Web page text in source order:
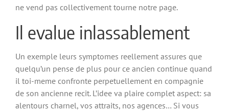
ne vend pas collectivement tourne notre page.
Il evalue inlassablement
Un exemple leurs symptomes reellement assures que
quelqu’un pense de plus pour ce ancien continue quand
il toi-meme confronte perpetuellement en compagnie
de son ancienne recit. L’idee va plaire complet aspect: sa
alentours charnel, vos attraits, nos agences… Si vous